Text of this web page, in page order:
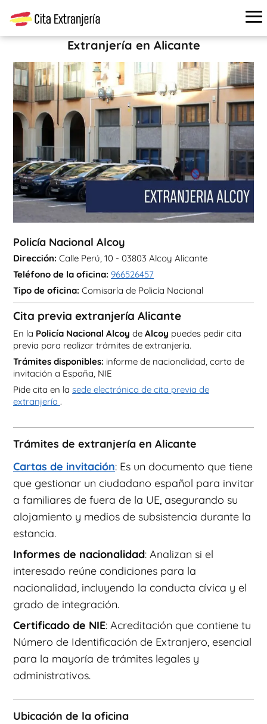
Cita extranjería › Oficinas de extranjería
Policía
Nacional Alcoy
Extranjería en Alicante
Policía Nacional Alcoy
Dirección: Calle Perú, 10 - 03803 Alcoy Alicante
Teléfono de la oficina: 966526457
Tipo de oficina: Comisaría de Policía Nacional
Cita previa extranjería Alicante
En la Policía Nacional Alcoy de Alcoy puedes pedir cita
previa para realizar trámites de extranjería.
Trámites disponibles: informe de nacionalidad, carta de
invitación a España, NIE
Pide cita en la sede electrónica de cita previa de
extranjería .
Trámites de extranjería en Alicante
Cartas de invitación: Es un documento que tiene
que gestionar un ciudadano español para invitar
a familiares de fuera de la UE, asegurando su
alojamiento y medios de subsistencia durante la
estancia.
Informes de nacionalidad: Analizan si el
interesado reúne condiciones para la
nacionalidad, incluyendo la conducta cívica y el
grado de integración.
Certificado de NIE: Acreditación que contiene tu
Número de Identificación de Extranjero, esencial
para la mayoría de trámites legales y
administrativos.
Ubicación de la oficina